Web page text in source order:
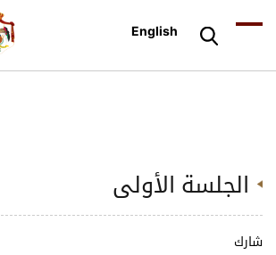
English
الجلسة الأولى
شارك